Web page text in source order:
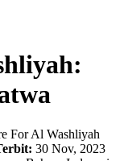
For Al Washliyah
30 Nov, 2023